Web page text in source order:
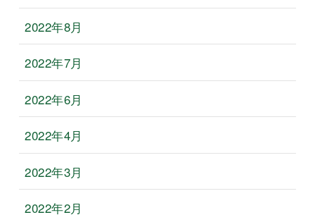
2022年8月
2022年7月
2022年6月
2022年4月
2022年3月
2022年2月